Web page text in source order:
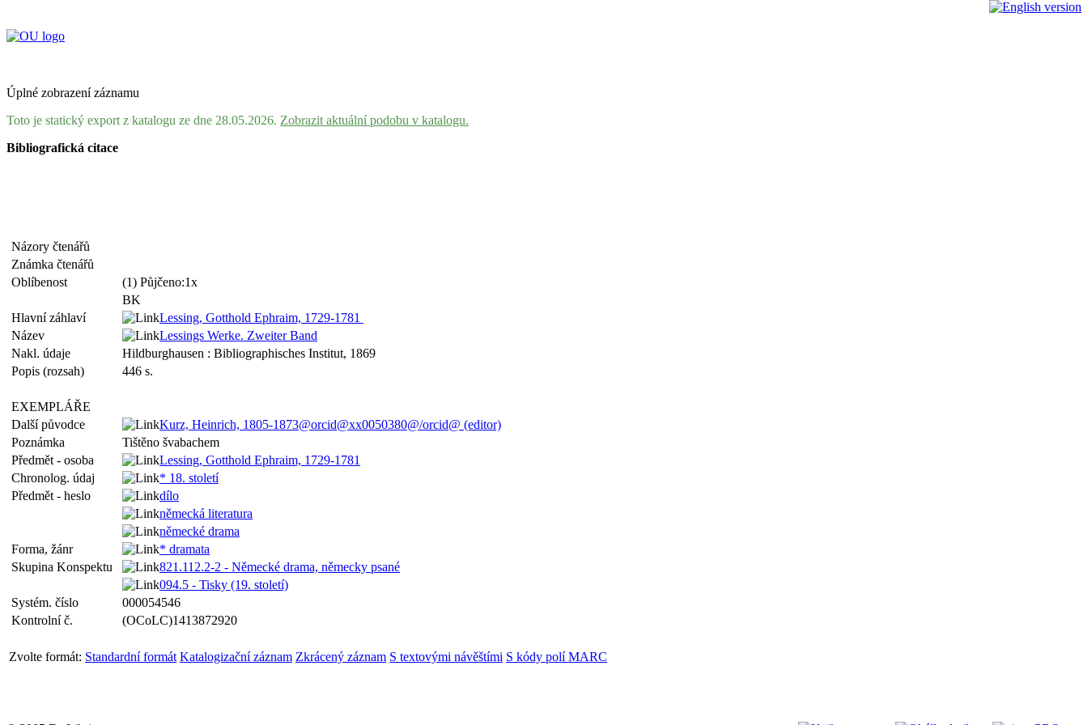
Úplné zobrazení záznamu
Toto je statický export z katalogu ze dne 28.05.2026. Zobrazit aktuální podobu v katalogu.
Bibliografická citace
Názory čtenářů
Známka čtenářů
Oblíbenost
(1) Půjčeno:1x
BK
Hlavní záhlaví
Lessing, Gotthold Ephraim, 1729-1781
Název
Lessings Werke. Zweiter Band
Nakl. údaje
Hildburghausen : Bibliographisches Institut, 1869
Popis (rozsah)
446 s.
EXEMPLÁŘE
Další původce
Kurz, Heinrich, 1805-1873@orcid@xx0050380@/orcid@ (editor)
Poznámka
Tištěno švabachem
Předmět - osoba
Lessing, Gotthold Ephraim, 1729-1781
Chronolog. údaj
* 18. století
Předmět - heslo
dílo
německá literatura
německé drama
Forma, žánr
* dramata
Skupina Konspektu
821.112.2-2 - Německé drama, německy psané
094.5 - Tisky (19. století)
Systém. číslo
000054546
Kontrolní č.
(OCoLC)1413872920
Zvolte formát: Standardní formát Katalogizační záznam Zkrácený záznam S textovými návěštími S kódy polí MARC